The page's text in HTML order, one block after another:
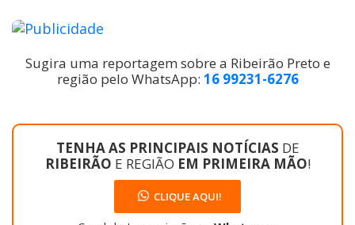
Sugira uma reportagem sobre a Ribeirão Preto e
região pelo WhatsApp: 16 99231-6276
TENHA AS PRINCIPAIS NOTÍCIAS DE
RIBEIRÃO E REGIÃO EM PRIMEIRA MÃO!
CLIQUE AQUI!